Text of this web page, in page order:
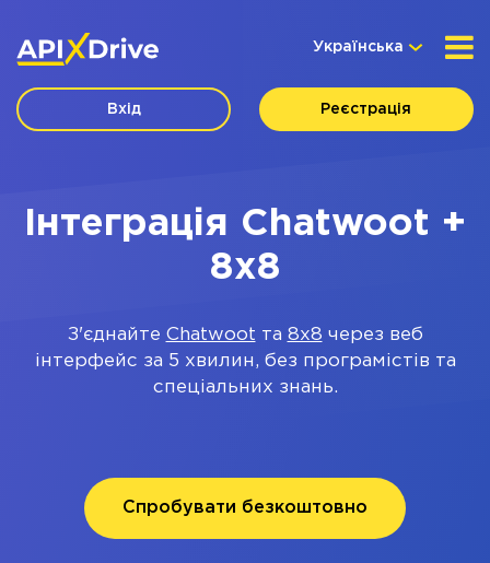
Українська
Вхід Реєстрація
Інтеграція Chatwoot +
8x8
З'єднайте Chatwoot та 8x8 через веб
інтерфейс за 5 хвилин, без програмістів та
спеціальних знань.
Спробувати безкоштовно